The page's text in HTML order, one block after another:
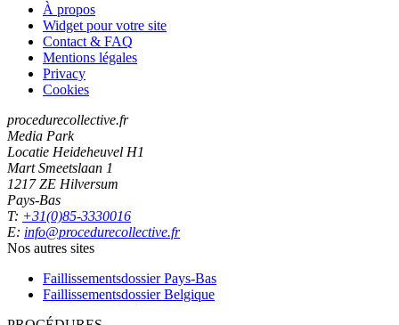
À propos
Widget pour votre site
Contact & FAQ
Mentions légales
Privacy
Cookies
procedurecollective.fr
Media Park
Locatie Heideheuvel H1
Mart Smeetslaan 1
1217 ZE Hilversum
Pays-Bas
T: +31(0)85-3330016
E: info@procedurecollective.fr
Nos autres sites
Faillissementsdossier Pays-Bas
Faillissementsdossier Belgique